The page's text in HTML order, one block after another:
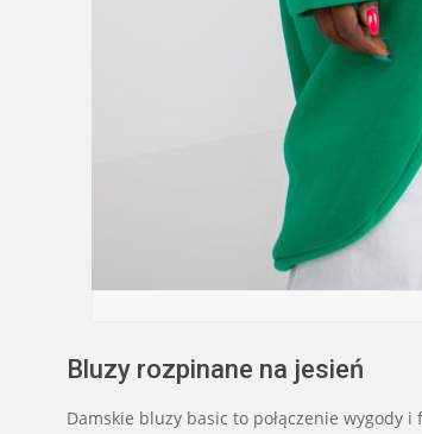
Bluzy rozpinane na jesień
Damskie bluzy basic to połączenie wygody